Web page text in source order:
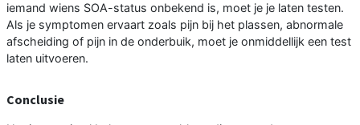
iemand wiens SOA-status onbekend is, moet je je laten testen.
Als je symptomen ervaart zoals pijn bij het plassen, abnormale
afscheiding of pijn in de onderbuik, moet je onmiddellijk een test
laten uitvoeren.
Conclusie